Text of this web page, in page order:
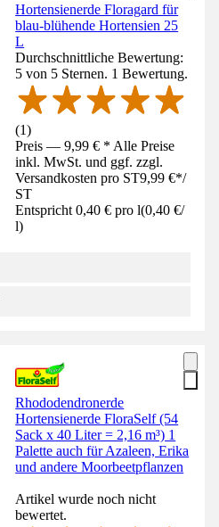
Hortensienerde Floragard für
blau-blühende Hortensien 25
L
Durchschnittliche Bewertung:
5 von 5 Sternen. 1 Bewertung.
(1)
Preis — 9,99 € * Alle Preise
inkl. MwSt. und ggf. zzgl.
Versandkosten pro ST9,99 €*/
ST
Entspricht 0,40 € pro l(0,40 €/
l)
Rhododendronerde
Hortensienerde FloraSelf (54
Sack x 40 Liter = 2,16 m³) 1
Palette auch für Azaleen, Erika
und andere Moorbeetpflanzen
Artikel wurde noch nicht
bewertet.